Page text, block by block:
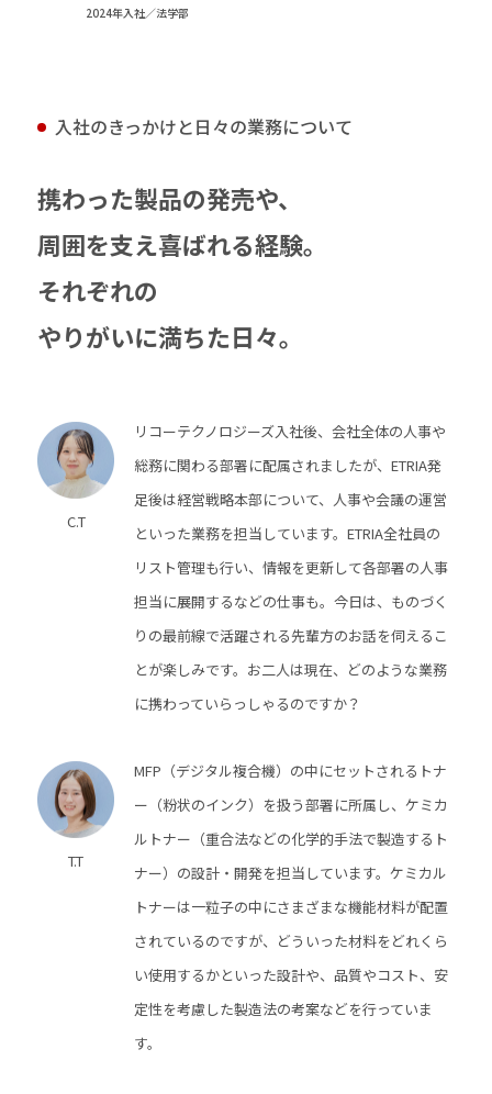
2024年入社／法学部
入社のきっかけと日々の業務について
携わった製品の発売や、
周囲を支え喜ばれる経験。
それぞれの
やりがいに満ちた日々。
C.T
リコーテクノロジーズ入社後、会社全体の人事や
総務に関わる部署に配属されましたが、ETRIA発
足後は経営戦略本部について、人事や会議の運営
といった業務を担当しています。ETRIA全社員の
リスト管理も行い、情報を更新して各部署の人事
担当に展開するなどの仕事も。今日は、ものづく
りの最前線で活躍される先輩方のお話を伺えるこ
とが楽しみです。お二人は現在、どのような業務
に携わっていらっしゃるのですか？
T.T
MFP（デジタル複合機）の中にセットされるトナ
ー（粉状のインク）を扱う部署に所属し、ケミカ
ルトナー（重合法などの化学的手法で製造するト
ナー）の設計・開発を担当しています。ケミカル
トナーは一粒子の中にさまざまな機能材料が配置
されているのですが、どういった材料をどれくら
い使用するかといった設計や、品質やコスト、安
定性を考慮した製造法の考案などを行っていま
す。